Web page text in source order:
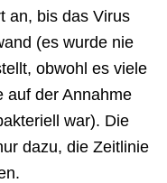
an, bis das Virus
(es wurde nie
obwohl es viele
auf der Annahme
war). Die
dazu, die Zeitlinie